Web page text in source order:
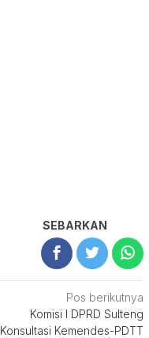
SEBARKAN
Pos berikutnya
Komisi I DPRD Sulteng
Konsultasi Kemendes-PDTT